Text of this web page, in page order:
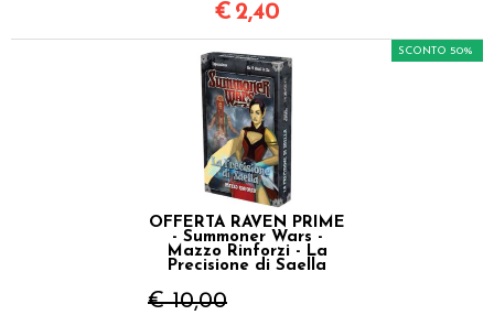
€ 2,40
OFFERTA RAVEN PRIME
- Summoner Wars -
Mazzo Rinforzi - La
Precisione di Saella
€ 10,00
SCONTO 50%